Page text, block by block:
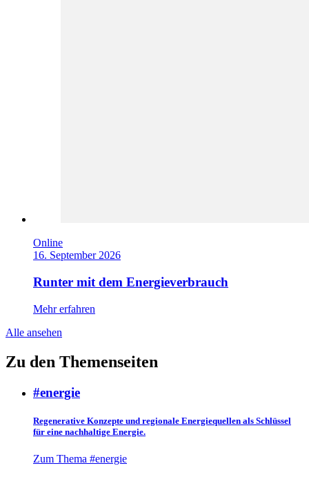
Online
16. September 2026
Runter mit dem Energieverbrauch
Mehr erfahren
Alle ansehen
Zu den Themenseiten
#energie
Regenerative Konzepte und regionale Energiequellen als Schlüssel
für eine nachhaltige Energie.
Zum Thema #energie